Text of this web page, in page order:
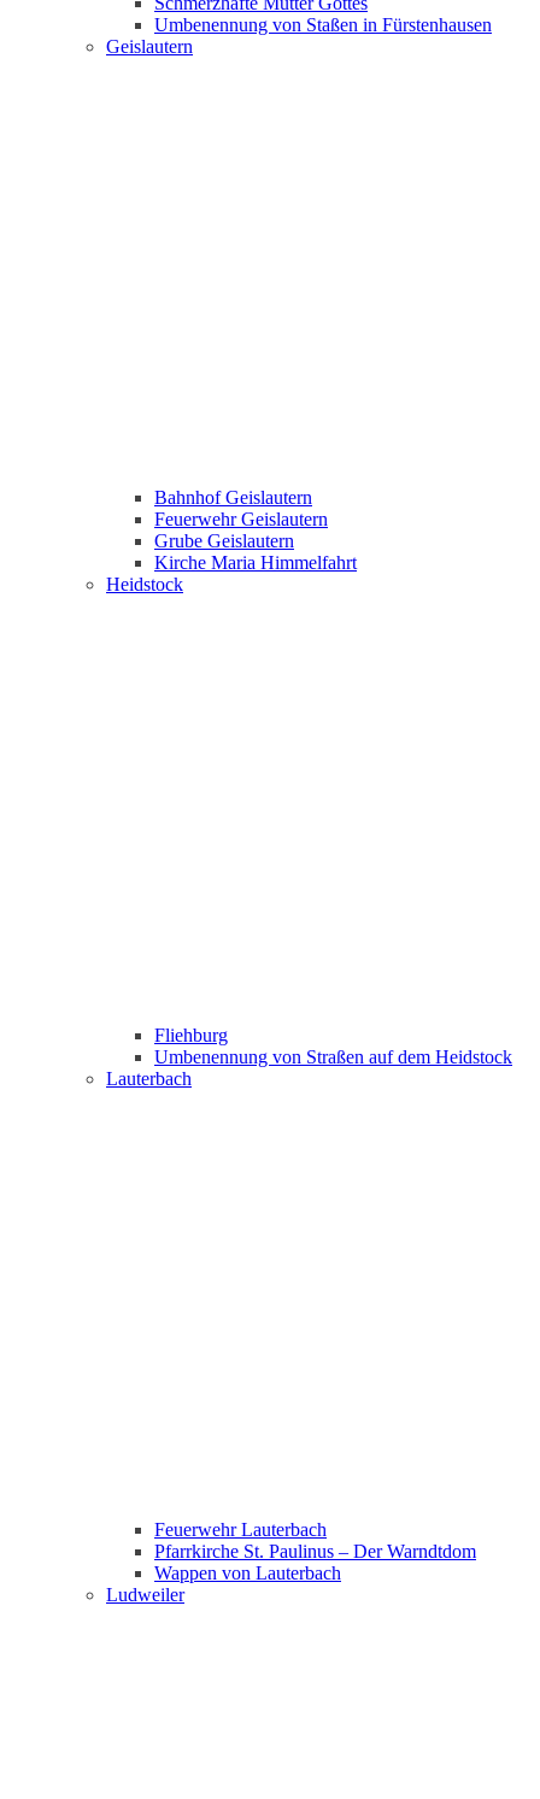
Umbenennung von Staßen in Fürstenhausen
Geislautern
Bahnhof Geislautern
Feuerwehr Geislautern
Grube Geislautern
Kirche Maria Himmelfahrt
Heidstock
Fliehburg
Umbenennung von Straßen auf dem Heidstock
Lauterbach
Feuerwehr Lauterbach
Pfarrkirche St. Paulinus – Der Warndtdom
Wappen von Lauterbach
Ludweiler